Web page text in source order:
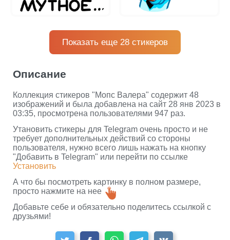
Показать еще 28 стикеров
Описание
Коллекция стикеров "Мопс Валера" содержит 48
изображений и была добавлена на сайт 28 янв 2023 в
03:35, просмотрена пользователями 947 раз.
Утановить стикеры для Telegram очень просто и не
требует дополнительных действий со стороны
пользователя, нужно всего лишь нажать на кнопку
"Добавить в Telegram" или перейти по ссылке
Установить
А что бы посмотреть картинку в полном размере,
просто нажмите на нее
Добавьте себе и обязательно поделитесь ссылкой с
друзьями!